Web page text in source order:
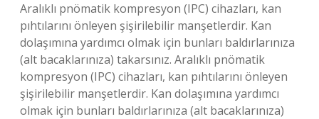
Aralıklı pnömatik kompresyon (IPC) cihazları, kan
pıhtılarını önleyen şişirilebilir manşetlerdir. Kan
dolaşımına yardımcı olmak için bunları baldırlarınıza
(alt bacaklarınıza) takarsınız. Aralıklı pnömatik
kompresyon (IPC) cihazları, kan pıhtılarını önleyen
şişirilebilir manşetlerdir. Kan dolaşımına yardımcı
olmak için bunları baldırlarınıza (alt bacaklarınıza)